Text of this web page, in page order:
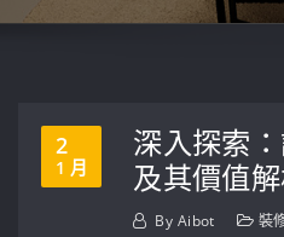
2
1 月
深入探索
及其價值
By Aibot 裝